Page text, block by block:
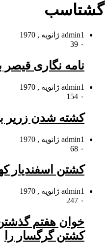
گشتاسب
admin1 ژانویه , 1970
۰
نامه نگارى
admin1 ژانویه , 1970
۰
کشته شدن زریر
admin1 ژانویه , 1970
۰
کشتن اسفندیار
admin1 ژانویه , 1970
۰
خوان هفتم
کشتن گرگسار را